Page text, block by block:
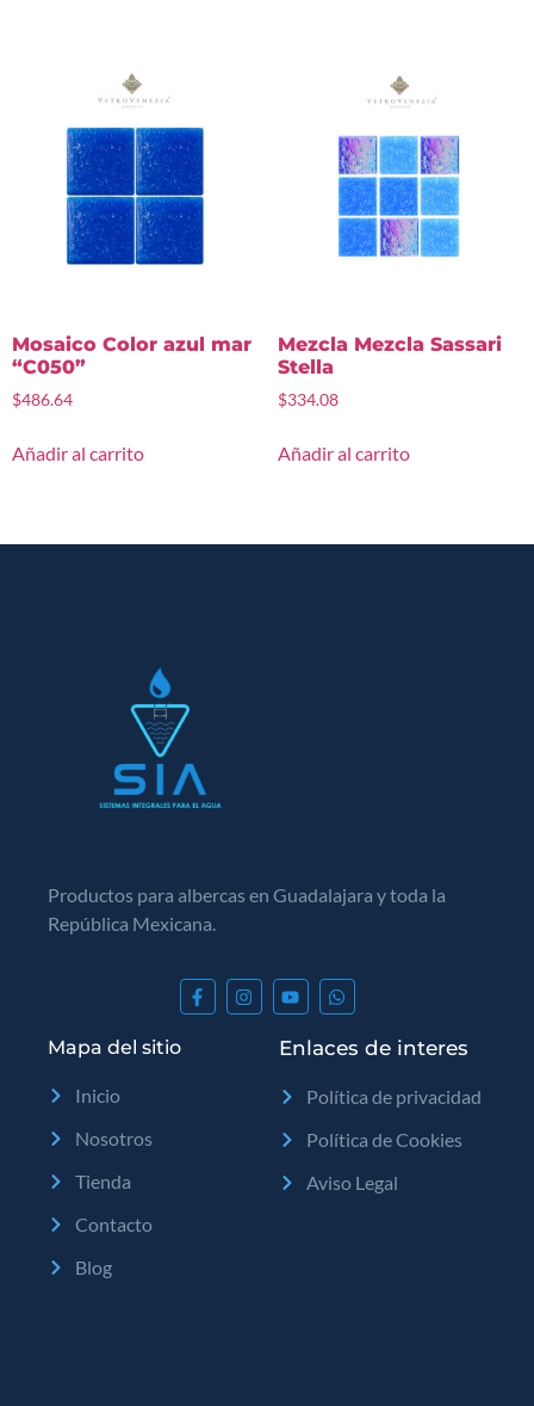
Mosaico Color azul mar
“C050”
$486.64
Añadir al carrito
Mezcla Mezcla Sassari
Stella
$334.08
Añadir al carrito
Productos para albercas en Guadalajara y toda la
República Mexicana.
Mapa del sitio
Inicio
Nosotros
Tienda
Contacto
Blog
Enlaces de interes
Política de privacidad
Política de Cookies
Aviso Legal